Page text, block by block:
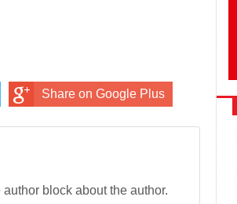
Share on Google Plus
block about the author.